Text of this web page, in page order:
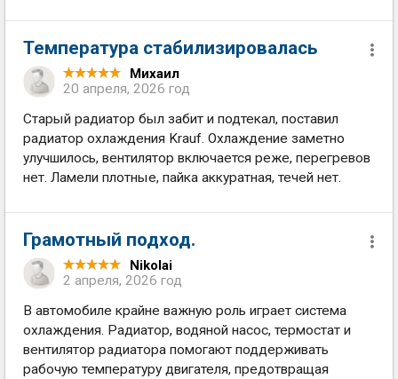
Температура стабилизировалась
Михаил
20 апреля, 2026 год
Старый радиатор был забит и подтекал, поставил
радиатор охлаждения Krauf. Охлаждение заметно
улучшилось, вентилятор включается реже, перегревов
нет. Ламели плотные, пайка аккуратная, течей нет.
Грамотный подход.
Nikolai
2 апреля, 2026 год
В автомобиле крайне важную роль играет система
охлаждения. Радиатор, водяной насос, термостат и
вентилятор радиатора помогают поддерживать
рабочую температуру двигателя, предотвращая